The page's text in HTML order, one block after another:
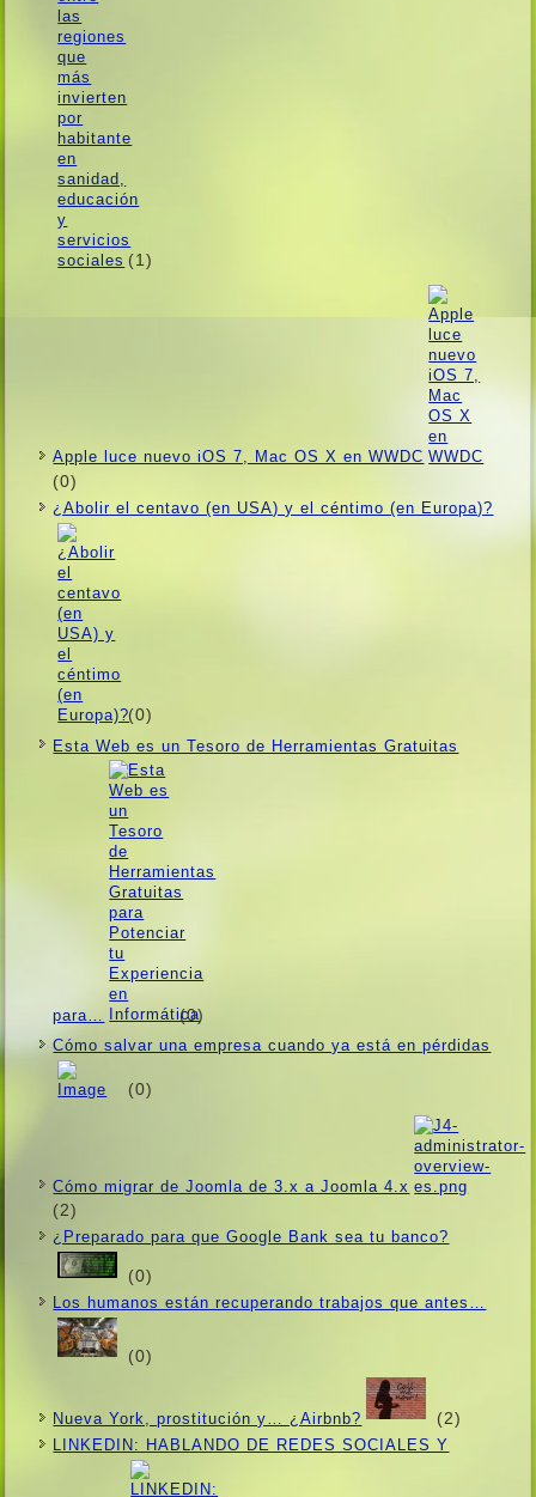
(1)
Apple luce nuevo iOS 7, Mac OS X en WWDC
(0)
¿Abolir el centavo (en USA) y el céntimo (en Europa)?
(0)
Esta Web es un Tesoro de Herramientas Gratuitas
para… (0)
Cómo salvar una empresa cuando ya está en pérdidas
(0)
Cómo migrar de Joomla de 3.x a Joomla 4.x
(2)
¿Preparado para que Google Bank sea tu banco?
(0)
Los humanos están recuperando trabajos que antes…
(0)
Nueva York, prostitución y… ¿Airbnb? (2)
LINKEDIN: HABLANDO DE REDES SOCIALES Y